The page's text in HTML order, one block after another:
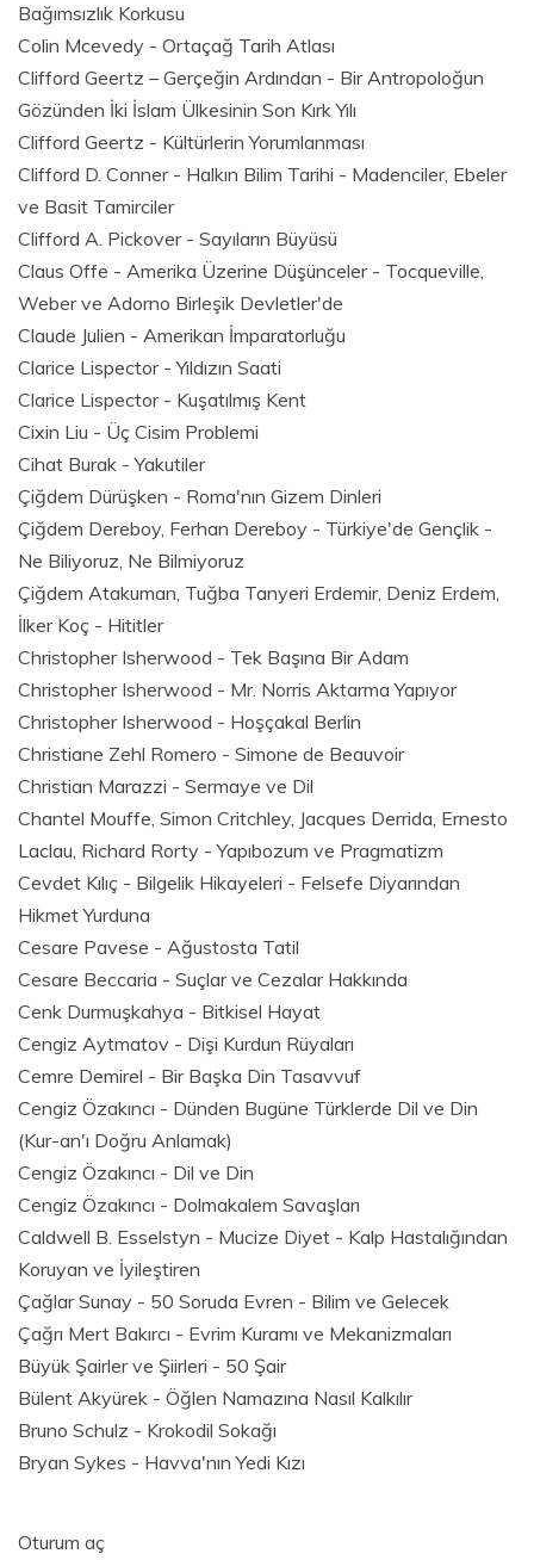
Bağımsızlık Korkusu
Colin Mcevedy - Ortaçağ Tarih Atlası
Clifford Geertz – Gerçeğin Ardından - Bir Antropoloğun
Gözünden İki İslam Ülkesinin Son Kırk Yılı
Clifford Geertz - Kültürlerin Yorumlanması
Clifford D. Conner - Halkın Bilim Tarihi - Madenciler, Ebeler
ve Basit Tamirciler
Clifford A. Pickover - Sayıların Büyüsü
Claus Offe - Amerika Üzerine Düşünceler - Tocqueville,
Weber ve Adorno Birleşik Devletler'de
Claude Julien - Amerikan İmparatorluğu
Clarice Lispector - Yıldızın Saati
Clarice Lispector - Kuşatılmış Kent
Cixin Liu - Üç Cisim Problemi
Cihat Burak - Yakutiler
Çiğdem Dürüşken - Roma'nın Gizem Dinleri
Çiğdem Dereboy, Ferhan Dereboy - Türkiye'de Gençlik -
Ne Biliyoruz, Ne Bilmiyoruz
Çiğdem Atakuman, Tuğba Tanyeri Erdemir, Deniz Erdem,
İlker Koç - Hititler
Christopher Isherwood - Tek Başına Bir Adam
Christopher Isherwood - Mr. Norris Aktarma Yapıyor
Christopher Isherwood - Hoşçakal Berlin
Christiane Zehl Romero - Simone de Beauvoir
Christian Marazzi - Sermaye ve Dil
Chantel Mouffe, Simon Critchley, Jacques Derrida, Ernesto
Laclau, Richard Rorty - Yapıbozum ve Pragmatizm
Cevdet Kılıç - Bilgelik Hikayeleri - Felsefe Diyarından
Hikmet Yurduna
Cesare Pavese - Ağustosta Tatil
Cesare Beccaria - Suçlar ve Cezalar Hakkında
Cenk Durmuşkahya - Bitkisel Hayat
Cengiz Aytmatov - Dişi Kurdun Rüyaları
Cemre Demirel - Bir Başka Din Tasavvuf
Cengiz Özakıncı - Dünden Bugüne Türklerde Dil ve Din
(Kur-an'ı Doğru Anlamak)
Cengiz Özakıncı - Dil ve Din
Cengiz Özakıncı - Dolmakalem Savaşları
Caldwell B. Esselstyn - Mucize Diyet - Kalp Hastalığından
Koruyan ve İyileştiren
Çağlar Sunay - 50 Soruda Evren - Bilim ve Gelecek
Çağrı Mert Bakırcı - Evrim Kuramı ve Mekanizmaları
Büyük Şairler ve Şiirleri - 50 Şair
Bülent Akyürek - Öğlen Namazına Nasıl Kalkılır
Bruno Schulz - Krokodil Sokağı
Bryan Sykes - Havva'nın Yedi Kızı
Oturum aç